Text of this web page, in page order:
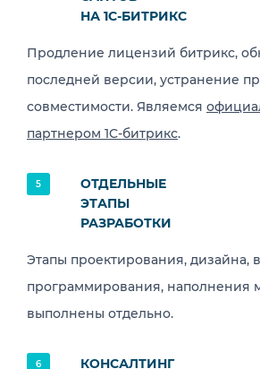
НА 1С-БИТРИКС
Продление лицензий битрикс,
последней версии, устранение
совместимости. Являемся
партнером 1C-битрикс.
ОТДЕЛЬНЫЕ
ЭТАПЫ
РАЗРАБОТКИ
Этапы проектирования, дизайна,
программирования, наполнения
выполнены отдельно.
5
КОНСАЛТИНГ
6